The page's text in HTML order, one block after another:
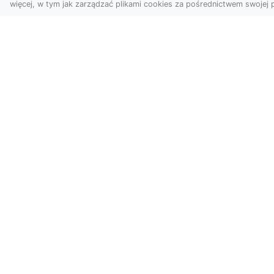
więcej, w tym jak zarządzać plikami cookies za pośrednictwem swojej